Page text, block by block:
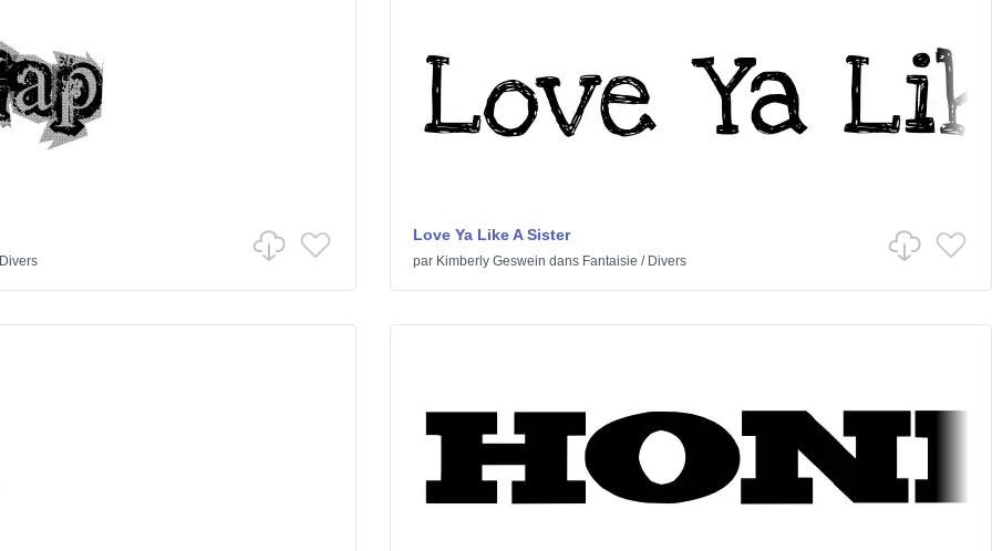
Divers
Love Ya Like A Sister
par Kimberly Geswein dans Fantaisie / Divers